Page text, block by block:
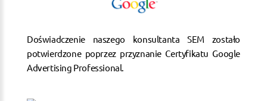
Doświadczenie naszego konsultanta SEM zostało
potwierdzone poprzez przyznanie Certyfikatu Google
Advertising Professional.